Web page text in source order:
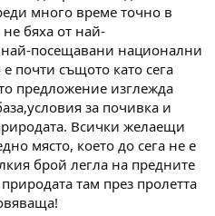
много време точно в
бяха от най-
посещавани национални
почти същото като сега
предложение изглежда
за почивка и
Всички желаещи
място, което до сега не е
брой легла на предните
там през пролетта